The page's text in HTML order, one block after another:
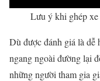
Lưu ý khi ghép
Dù được đánh giá là dễ
ngang ngoài đường lại
những người tham gia